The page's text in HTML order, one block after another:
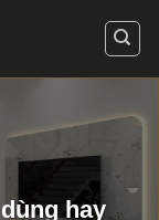
hay